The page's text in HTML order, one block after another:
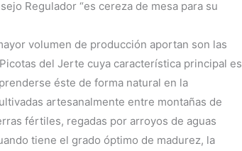
Regulador “es cereza de mesa para su
volumen de producción aportan son las
del Jerte cuya característica principal es
éste de forma natural en la
artesanalmente entre montañas de
fértiles, regadas por arroyos de aguas
tiene el grado óptimo de madurez, la